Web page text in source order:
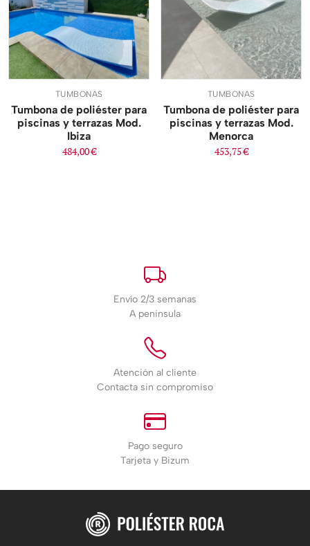
TUMBONAS
Tumbona de poliéster para
piscinas y terrazas Mod.
Ibiza
484,00€
TUMBONAS
Tumbona de poliéster para
piscinas y terrazas Mod.
Menorca
453,75€
Envío 2/3 semanas
A peninsula
Atención al cliente
Contacta sin compromiso
Pago seguro
Tarjeta y Bizum